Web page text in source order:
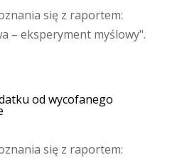
się z raportem:
– eksperyment myślowy".
od wycofanego
się z raportem: